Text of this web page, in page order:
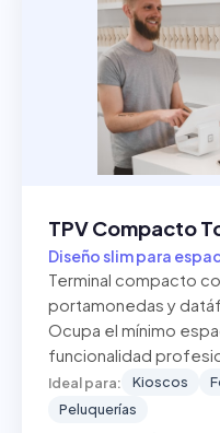
TPV Compacto
Diseño slim para
Terminal compacto
portamonedas y
Ocupa el mínimo
funcionalidad
Ideal para: Kioscos
Peluquerías